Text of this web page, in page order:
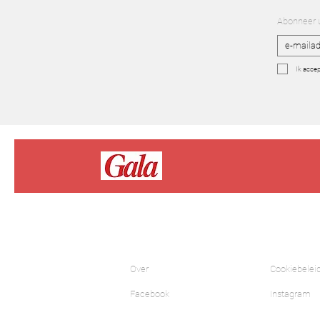
Abonneer
Ik
Over
Facebook Instagram